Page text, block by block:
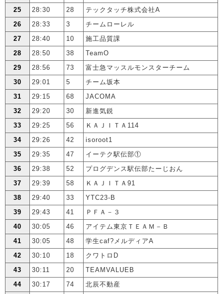
25
28:30 28
テックタッチ株式会社A
26
28:33 3
チームローレル
27
28:40 10
施工品質課
28
28:50 38
TeamO
29
28:56 73
富士急マッスルモンスターチーム
30
29:01 5
チーム坂本
31
29:15 68
JACOMA
32
29:20 30
新進気鋭
33
29:25 56
ＫＡＪＩＴＡ114
34
29:26 42
isoroot1
35
29:35 47
イーテク駅伝部①
36
29:38 52
プログデンス駅伝部たーじおん
37
29:39 58
ＫＡＪＩＴＡ91
38
29:40 33
YTC23-B
39
29:43 41
ＰＦＡ－３
40
30:05 46
アイテム東京ＴＥＡＭ－Ｂ
41
30:05 48
学生caf?メルディアA
42
30:10 18
クワトロD
43
30:11 20
TEAMVALUEB
44
30:17 74
北辰不動産